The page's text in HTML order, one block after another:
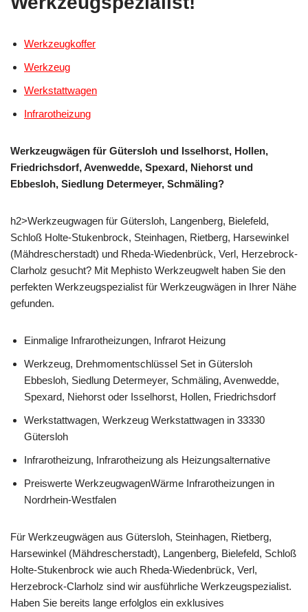
Werkzeugkoffer
Werkzeug
Werkstattwagen
Infrarotheizung
Werkzeugwägen für Gütersloh und Isselhorst, Hollen,
Friedrichsdorf, Avenwedde, Spexard, Niehorst und
Ebbesloh, Siedlung Determeyer, Schmäling?
h2>Werkzeugwagen für Gütersloh, Langenberg, Bielefeld,
Schloß Holte-Stukenbrock, Steinhagen, Rietberg, Harsewinkel
(Mähdrescherstadt) und Rheda-Wiedenbrück, Verl, Herzebrock-
Clarholz gesucht? Mit Mephisto Werkzeugwelt haben Sie den
perfekten Werkzeugspezialist für Werkzeugwägen in Ihrer Nähe
gefunden.
Einmalige Infrarotheizungen, Infrarot Heizung
Werkzeug, Drehmomentschlüssel Set in Gütersloh
Ebbesloh, Siedlung Determeyer, Schmäling, Avenwedde,
Spexard, Niehorst oder Isselhorst, Hollen, Friedrichsdorf
Werkstattwagen, Werkzeug Werkstattwagen in 33330
Gütersloh
Infrarotheizung, Infrarotheizung als Heizungsalternative
Preiswerte WerkzeugwagenWärme Infrarotheizungen in
Nordrhein-Westfalen
Für Werkzeugwägen aus Gütersloh, Steinhagen, Rietberg,
Harsewinkel (Mähdrescherstadt), Langenberg, Bielefeld, Schloß
Holte-Stukenbrock wie auch Rheda-Wiedenbrück, Verl,
Herzebrock-Clarholz sind wir ausführliche Werkzeugspezialist.
Haben Sie bereits lange erfolglos ein exklusives